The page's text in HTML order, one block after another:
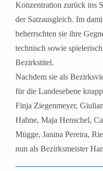
Konzentration zurück ins
der Satzausgleich. Im
beherrschten sie ihre
technisch sowie
Bezirkstitel.
Nachdem sie als
für die Landesebene
Finja Ziegenmeyer,
Hahne, Maja Henschel,
Mügge, Janina Pereira,
nun als Bezirksmeister